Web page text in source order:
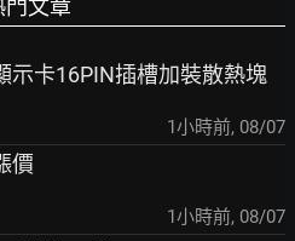
門文章
示卡16PIN插槽加裝散熱塊
1小時前, 08/07
價
1小時前, 08/07